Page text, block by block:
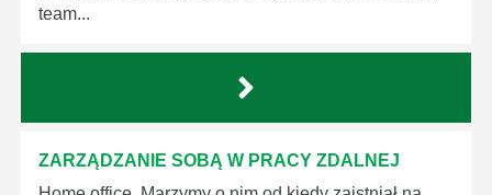
team...
ZARZĄDZANIE SOBĄ W PRACY ZDALNEJ